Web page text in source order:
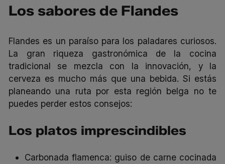
Los sabores de Flandes
Flandes es un paraíso para los paladares curiosos.
La gran riqueza gastronómica de la cocina
tradicional se mezcla con la innovación, y la
cerveza es mucho más que una bebida. Si estás
planeando una ruta por esta región belga no te
puedes perder estos consejos:
Los platos imprescindibles
Carbonada flamenca: guiso de carne cocinada